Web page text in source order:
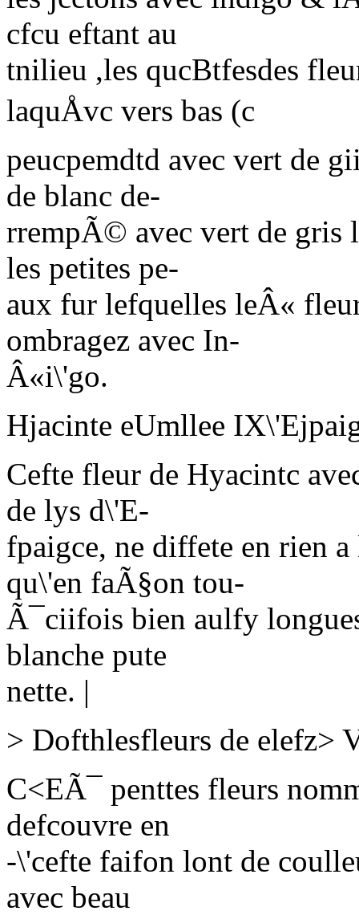
cfcu eftant au
tnilieu ,les qucBtfesdes
laquÅvc vers bas (c
peucpemdtd avec vert de
de blanc de-
rrempÃ© avec vert de gris
les petites pe-
aux fur lefquelles leÂ«
ombragez avec In-
Â«i\'go.
Hjacinte eUmllee
Cefte fleur de Hyacintc
de lys d\'E-
fpaigce, ne diffete en rien a
qu\'en faÃ§on tou-
Ã¯ciifois bien aulfy
blanche pute
nette. |
> Dofthlesfleurs de elefz>
C<EÃ¯ penttes fleurs
defcouvre en
-\'cefte faifon lont de
avec beau